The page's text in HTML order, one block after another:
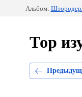
Альбом:
Тор